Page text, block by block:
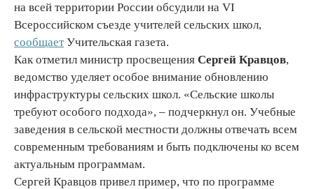
на всей территории России обсудили на VI
Всероссийском съезде учителей сельских школ,
сообщаетУчительская газета.
Как отметил министр просвещения Сергей Кравцов,
ведомство уделяет особое внимание обновлению
инфраструктуры сельских школ. «Сельские школы
требуют особого подхода», – подчеркнул он. Учебные
заведения в сельской местности должны отвечать всем
современным требованиям и быть подключены ко всем
актуальным программам.
Сергей Кравцов привел пример, что по программе